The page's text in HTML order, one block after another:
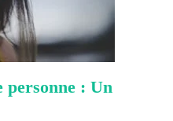
personne : Un